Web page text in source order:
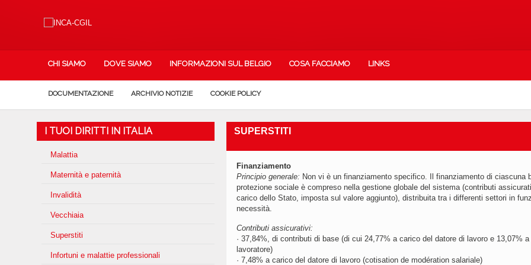
CHI SIAMO DOVE SIAMO INFORMAZIONI SUL BELGIO COSA FACCIAMO LINKS
DOCUMENTAZIONE ARCHIVIO NOTIZIE COOKIE POLICY
I TUOI DIRITTI IN ITALIA
Malattia
Maternità e paternità
Invalidità
Vecchiaia
Superstiti
Infortuni e malattie professionali
SUPERSTITI
Finanziamento
Principio generale: Non vi è un finanziamento specifico. Il finanziamento di ciascuna
protezione sociale è compreso nella gestione globale del sistema (contributi
carico dello Stato, imposta sul valore aggiunto), distribuita tra i differenti settori in
necessità.
Contributi assicurativi:
· 37,84%, di contributi di base (di cui 24,77% a carico del datore di lavoro e 13,07%
lavoratore)
· 7,48% a carico del datore di lavoro (cotisation de modération salariale)